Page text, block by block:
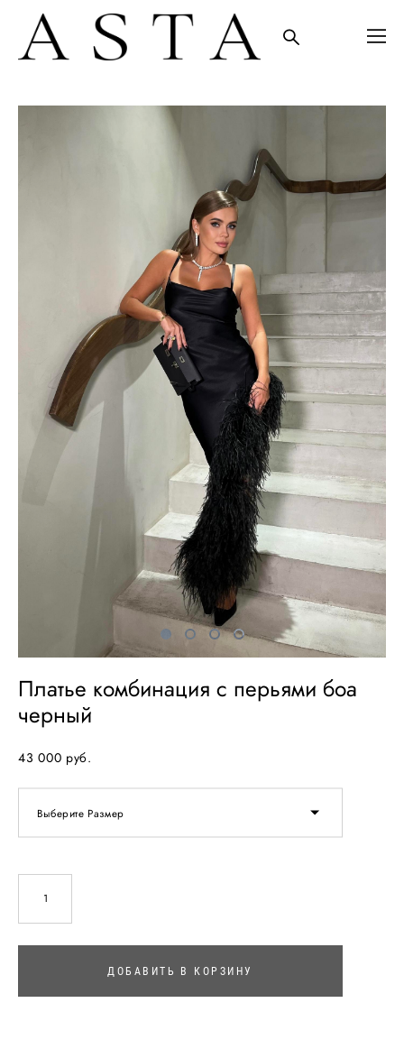
Платье комбинация с перьями боа
черный
43 000 pуб.
Выберите Размер
ДОБАВИТЬ В КОРЗИНУ